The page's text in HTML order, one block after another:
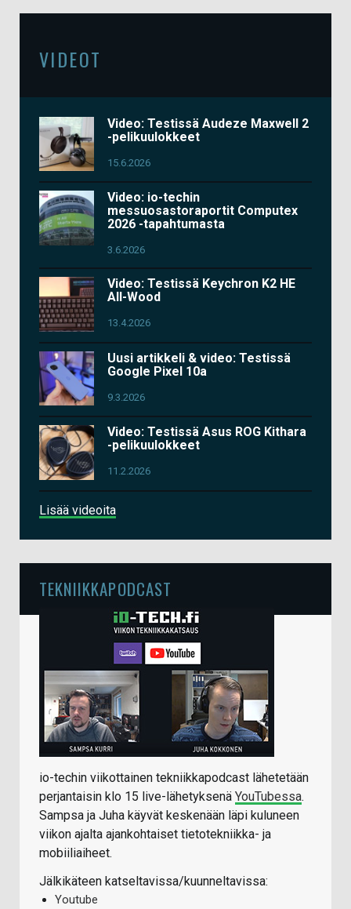
VIDEOT
Video: Testissä Audeze Maxwell 2
-pelikuulokkeet
15.6.2026
Video: io-techin
messuosastoraportit Computex
2026 -tapahtumasta
3.6.2026
Video: Testissä Keychron K2 HE
All-Wood
13.4.2026
Uusi artikkeli & video: Testissä
Google Pixel 10a
9.3.2026
Video: Testissä Asus ROG Kithara
-pelikuulokkeet
11.2.2026
Lisää videoita
TEKNIIKKAPODCAST
io-techin viikottainen tekniikkapodcast lähetetään
perjantaisin klo 15 live-lähetyksenä YouTubessa.
Sampsa ja Juha käyvät keskenään läpi kuluneen
viikon ajalta ajankohtaiset tietotekniikka- ja
mobiiliaiheet.
Jälkikäteen katseltavissa/kuunneltavissa:
Youtube